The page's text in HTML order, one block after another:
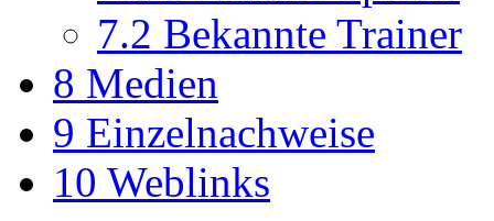
7.2 Bekannte Trainer
8 Medien
9 Einzelnachweise
10 Weblinks